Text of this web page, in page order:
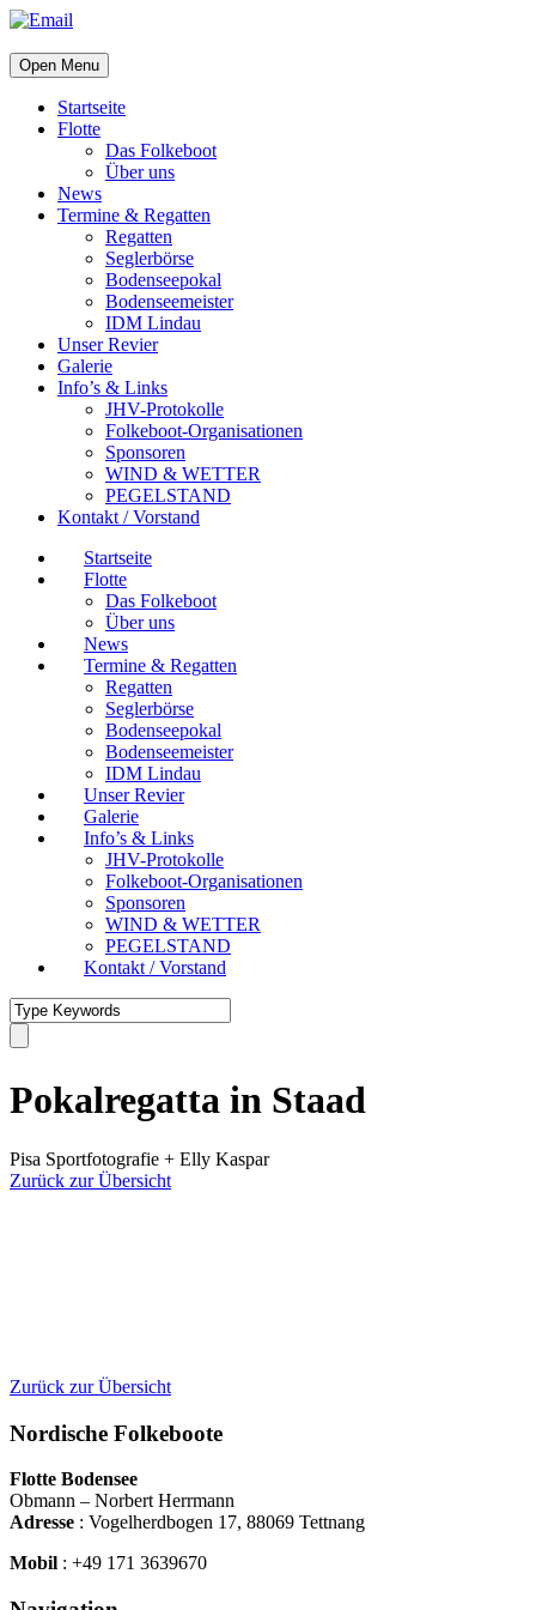
Open Menu
Startseite
Flotte
Das Folkeboot
Über uns
News
Termine & Regatten
Regatten
Seglerbörse
Bodenseepokal
Bodenseemeister
IDM Lindau
Unser Revier
Galerie
Info’s & Links
JHV-Protokolle
Folkeboot-Organisationen
Sponsoren
WIND & WETTER
PEGELSTAND
Kontakt / Vorstand
Startseite
Flotte
Das Folkeboot
Über uns
News
Termine & Regatten
Regatten
Seglerbörse
Bodenseepokal
Bodenseemeister
IDM Lindau
Unser Revier
Galerie
Info’s & Links
JHV-Protokolle
Folkeboot-Organisationen
Sponsoren
WIND & WETTER
PEGELSTAND
Kontakt / Vorstand
Pokalregatta in Staad
Pisa Sportfotografie + Elly Kaspar
Zurück zur Übersicht
Zurück zur Übersicht
Nordische Folkeboote
Flotte Bodensee
Obmann – Norbert Herrmann
Adresse : Vogelherdbogen 17, 88069 Tettnang
Mobil : +49 171 3639670